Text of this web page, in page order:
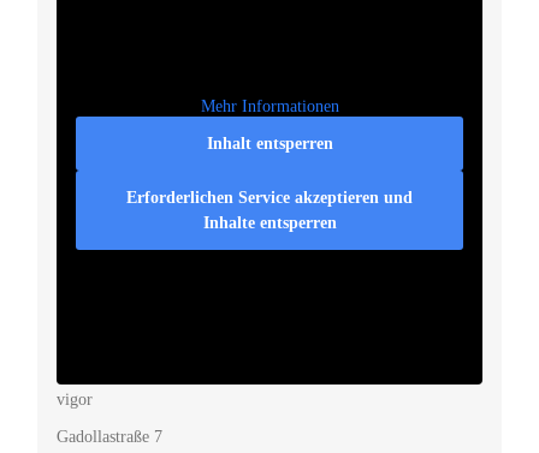
vigor
Gadollastraße 7
Mehr Informationen
Inhalt entsperren
Erforderlichen Service akzeptieren und
Inhalte entsperren